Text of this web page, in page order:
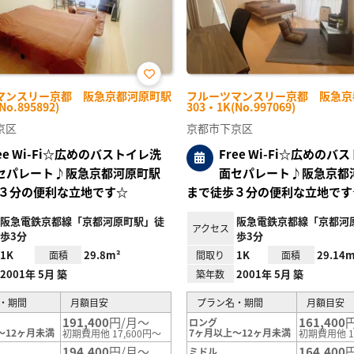
ンスリー京都 阪急京都河原町駅
お気
に入
区
Wi-Fi☆広めのバストイレ洗
パレート♪阪急京都河原町駅
分の便利な立地です☆
阪急電鉄京都線「京都河原町駅」徒
歩3分
1K
面積
29.8m²
2001年 5月 築
期間 月額目安
12ヶ月未満
191,400円/月～
初期費用他 17,600円～
フルーツマンスリー京都 阪急
303・1K(No.997069)
京都市下京区
Free Wi-Fi☆広めのバス
面セパレート♪阪急京都
まで徒歩３分の便利な立地で
アクセス
阪急電鉄京都線「京都河
歩3分
間取り 1K 面積
築年数 2001年 5月 築
プラン名・期間
月額目安
ロング
7ヶ月以上～12ヶ月未満
161,400
初期費用他